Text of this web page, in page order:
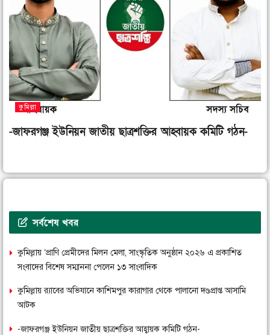
কুমিল্লা
-জাফরগঞ্জ ইউনিয়ন জাতীয় ছাত্রশক্তির আহ্বায়ক কমিটি গঠন-
সর্বশেষ খবর
কুমিল্লায় ‘প্রাণি প্রেমীদের মিলন মেলা, সাংস্কৃতিক অনুষ্ঠান ২০২৬ এ প্রকাশিত
সংবাদের বিশেষ সম্মাননা পেলেন ১৩ সাংবাদিক
কুমিল্লায় র‌্যাবের অভিযানে কাশিমপুর কারাগার থেকে পালানো দণ্ডপ্রাপ্ত আসামি
আটক
-জাফরগঞ্জ ইউনিয়ন জাতীয় ছাত্রশক্তির আহ্বায়ক কমিটি গঠন-